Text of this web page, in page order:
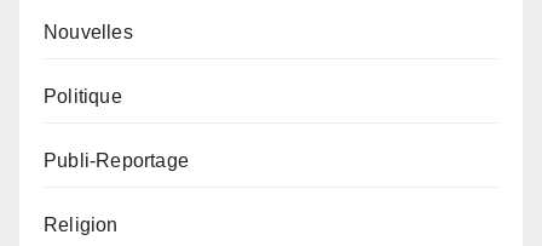
Nouvelles
Politique
Publi-Reportage
Religion